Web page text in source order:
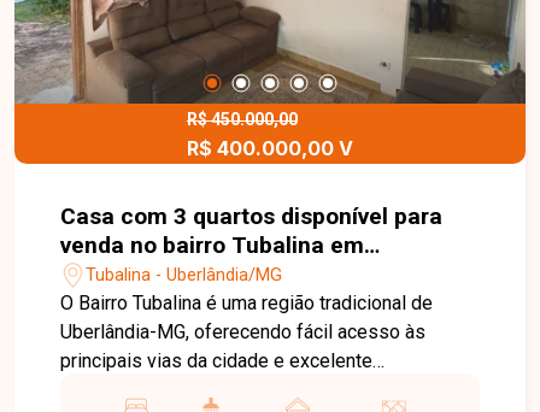
R$ 450.000,00
R$ 400.000,00 V
Casa com 3 quartos disponível para
venda no bairro Tubalina em
Uberlândia-MG
Tubalina - Uberlândia/MG
O Bairro Tubalina é uma região tradicional de
Uberlândia-MG, oferecendo fácil acesso às
principais vias da cidade e excelente